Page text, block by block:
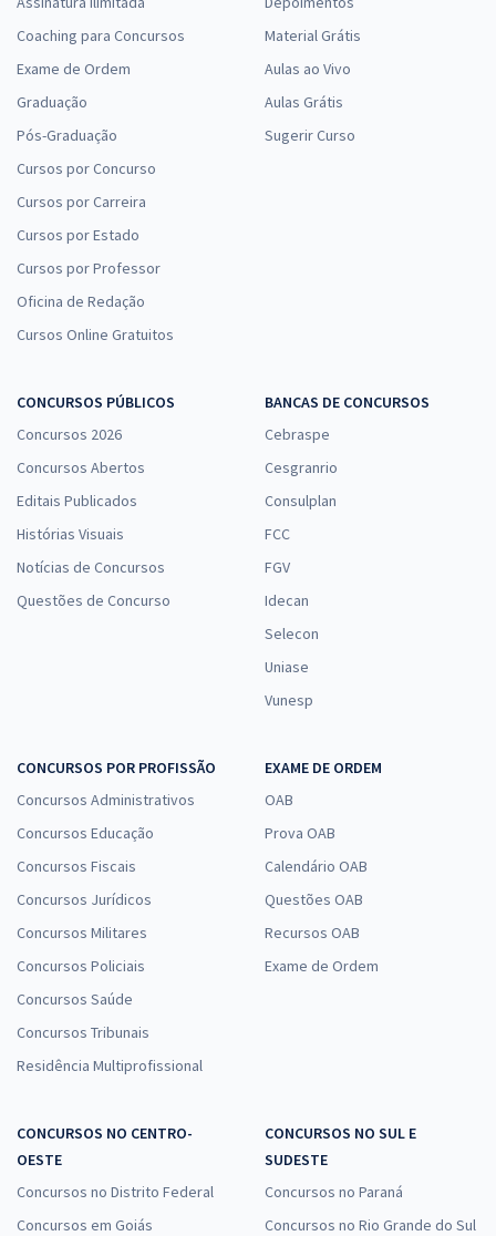
Coaching para Concursos
Exame de Ordem
Graduação
Pós-Graduação
Cursos por Concurso
Cursos por Carreira
Cursos por Estado
Cursos por Professor
Oficina de Redação
Cursos Online Gratuitos
Material Grátis
Aulas ao Vivo
Aulas Grátis
Sugerir Curso
CONCURSOS PÚBLICOS
Concursos 2026
Concursos Abertos
Editais Publicados
Histórias Visuais
Notícias de Concursos
Questões de Concurso
BANCAS DE CONCURSOS
Cebraspe
Cesgranrio
Consulplan
FCC
FGV
Idecan
Selecon
Uniase
Vunesp
CONCURSOS POR PROFISSÃO
Concursos Administrativos
Concursos Educação
Concursos Fiscais
Concursos Jurídicos
Concursos Militares
Concursos Policiais
Concursos Saúde
Concursos Tribunais
Residência Multiprofissional
EXAME DE ORDEM
OAB
Prova OAB
Calendário OAB
Questões OAB
Recursos OAB
Exame de Ordem
CONCURSOS NO CENTRO-
OESTE
Concursos no Distrito Federal
Concursos em Goiás
CONCURSOS NO SUL E
SUDESTE
Concursos no Paraná
Concursos no Rio Grande do Sul